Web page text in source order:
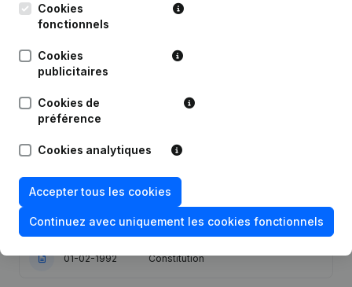
Date Publication
19-08-2015 Siège Social
30-11-2010
Coordination, Autres Modifications,
Modification(s) Statuts Modification
Transfert Siege de Schaerbeek A
Evere
01-02-1992 Constitution
Cookies
fonctionnels
Cookies
publicitaires
Cookies de
préférence
Cookies analytiques
Accepter tous les cookies
Continuez avec uniquement les cookies fonctionnels